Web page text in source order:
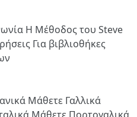
Η Μέθοδος του Steve
Για βιβλιοθήκες
Μάθετε Γαλλικά
Μάθετε Πορτογαλικά